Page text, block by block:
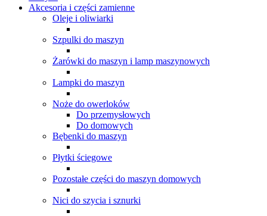
Akcesoria i części zamienne
Oleje i oliwiarki
Szpulki do maszyn
Żarówki do maszyn i lamp maszynowych
Lampki do maszyn
Noże do owerloków
Do przemysłowych
Do domowych
Bębenki do maszyn
Płytki ściegowe
Pozostałe części do maszyn domowych
Nici do szycia i sznurki